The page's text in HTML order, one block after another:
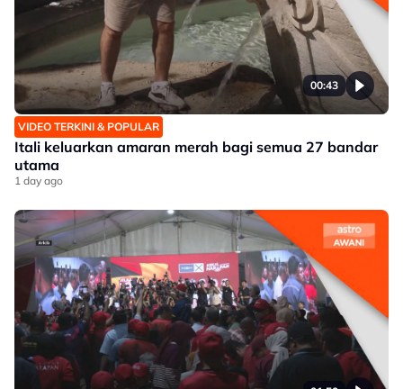
00:43
VIDEO TERKINI & POPULAR
Itali keluarkan amaran merah bagi semua 27 bandar
utama
1 day ago